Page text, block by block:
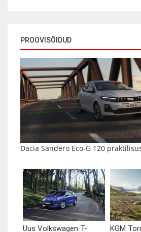
PROOVISÕIDUD
Dacia Sandero Eco-G 120
Uus Volkswagen T- KGM